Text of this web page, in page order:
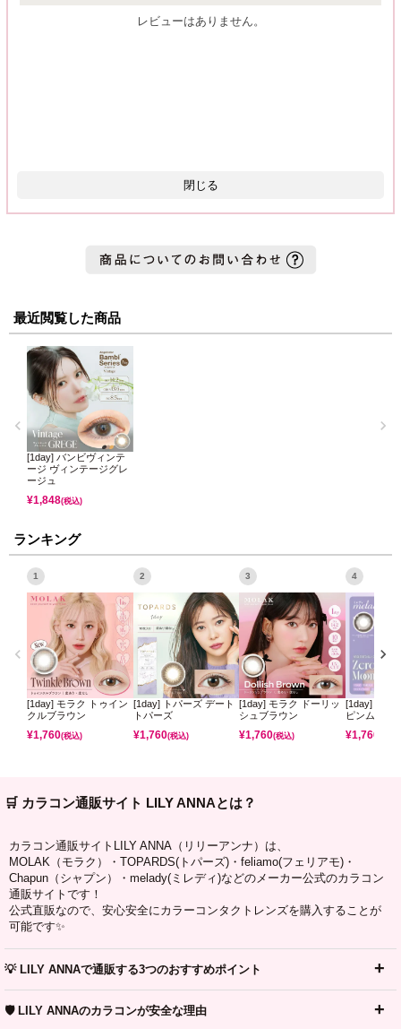
レビューはありません。
閉じる
最近閲覧した商品
[1day] バンビヴィンテ
ージ ヴィンテージグレ
ージュ
¥1,848(税込)
ランキング
1
[1day] モラク トゥイン
クルブラウン
¥1,760(税込)
2
[1day] トパーズ デート
トパーズ
¥1,760(税込)
3
[1day] モラク ドーリッ
シュブラウン
¥1,760(税込)
4
[1day] ミレ
ピンムーン
¥1,760
🛒 カラコン通販サイト LILY ANNAとは？
カラコン通販サイトLILY ANNA（リリーアンナ）は、
MOLAK（モラク）・TOPARDS(トパーズ)・feliamo(フェリアモ)・
Chapun（シャプン）・melady(ミレディ)などのメーカー公式のカラコン
通販サイトです！
公式直販なので、安心安全にカラーコンタクトレンズを購入することが
可能です✨
💡 LILY ANNAで通販する3つのおすすめポイント
🛡️ LILY ANNAのカラコンが安全な理由